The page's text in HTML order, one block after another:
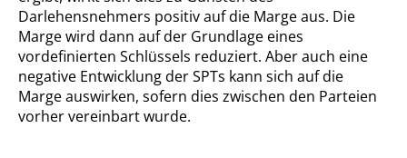
Darlehensnehmers positiv auf die Marge aus. Die
Marge wird dann auf der Grundlage eines
vordefinierten Schlüssels reduziert. Aber auch eine
negative Entwicklung der SPTs kann sich auf die
Marge auswirken, sofern dies zwischen den Parteien
vorher vereinbart wurde.